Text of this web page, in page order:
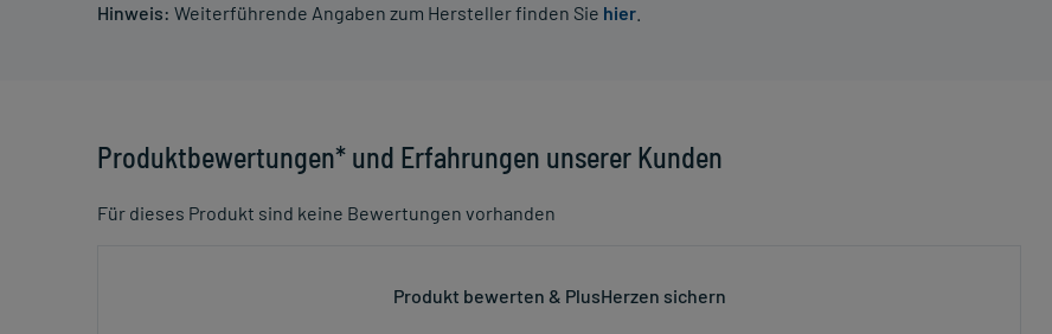
Hinweis: Weiterführende Angaben zum Hersteller finden Sie hier
Produktbewertungen* und Erfahrungen unserer Kunden
Für dieses Produkt sind keine Bewertungen vorhanden
Produkt bewerten & PlusHerzen sichern